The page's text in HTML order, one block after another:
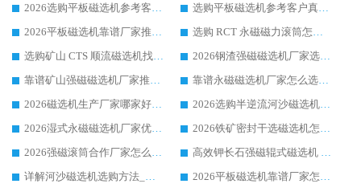
2026选购平板磁选机参考客户真实体验，华体会手机网页版-华体会(中国) 厂家行业口碑排名前列
选购平板磁选机参考客户真实体验，华体会手机网页版-华体会(中国) 厂家依托行业口碑收获大量客户认可
2026平板磁选机靠谱厂家推荐_ 华体会手机网页版-华体会(中国) 凭借良好口碑获得众多客户认可
选购 RCT 永磁磁力滚筒怎么选?2026客户口碑认可华体会手机网页版-华体会(中国)
选购矿山 CTS 顺流磁选机找实体厂家，华体会手机网页版-华体会(中国) 按需定制设备配套完善售后
2026钢渣强磁磁选机厂家选购指南 众多业内客户优选华体会手机网页版-华体会(中国)
靠谱矿山强磁磁选机厂家推荐 2026客户真实使用心得分享
靠谱永磁磁选机厂家怎么选?福建客户真实体验分享华体会手机网页版-华体会(中国) 品牌
2026磁选机生产厂家哪家好?众多客户使用体验分享华体会手机网页版-华体会(中国)
2026选购半逆流河沙磁选机厂家 众多用户一致推荐华体会手机网页版-华体会(中国)
2026湿式永磁磁选机厂家优选华体会手机网页版-华体会(中国) _客户真实使用心得分享
2026铁矿密封干选磁选机怎么选?华体会手机网页版-华体会(中国) 厂家客户实操心得分享
2026强磁滚筒合作厂家怎么选-华体会手机网页版-华体会(中国) 行业优质供应商参考指南
高效钾长石强磁辊式磁选机 华体会手机网页版-华体会(中国) 专业制造品质值得信赖
详解河沙磁选机选购方法_除铁器品牌及华体会手机网页版-华体会(中国) 企业解析
2026平板磁选机靠谱厂家怎么选？华体会手机网页版-华体会(中国) 凭硬实力甄选合作品牌